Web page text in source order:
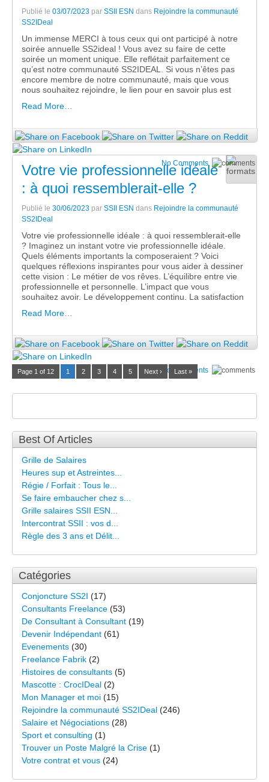
Publié le 03/07/2023 par SSII ESN dans Rejoindre la communauté
SS2IDeal
Un immense MERCI à tous ceux qui ont participé à notre
soirée annuelle SS2ideal ! Vous avez su faire de cette
soirée un moment unique. Elle reflétait parfaitement ce
qu’est notre communauté SS2IDEAL. Si vous n’êtes pas
encore membre de notre communauté, mais que vous
nous souhaitez rejoindre, le lien pour en savoir plus est
Read More…
No Comments
Votre vie professionnelle idéale
: à quoi ressemblerait-elle ?
Publié le 30/06/2023 par SSII ESN dans Rejoindre la communauté
SS2IDeal
Votre vie professionnelle idéale : à quoi ressemblerait-elle
? Imaginez un instant votre vie professionnelle idéale.
Quels éléments importants la composeraient ? Voici
quelques réflexions inspirantes pour vous aider à dessiner
cette vision : Le métier de vos rêves. L’équilibre entre vie
professionnelle et personnelle. L’impact que vous
souhaitez avoir. Le développement continu. La satisfaction
Read More…
No Comments
Page 1 of 12 1 2 3 4 5 Next › Last »
Best Of Articles
Grille de Salaires
Heures sup et Astreintes...
Régie / Forfait : Tous le...
Se faire embaucher chez s...
Grille salaires SSII ESN...
Intercontrat SSII : vos d...
Règle des 3 ans et Délit...
Catégories
Conjoncture SS2I (17)
Consultants Freelance (53)
De Consultant à Consultant (19)
Devenir Indépendant (61)
Evenements (30)
Freelance Fabrik (2)
Histoires de consultants (5)
Mascotte : CrocIDeal (2)
Mon Manager et moi (15)
Rejoindre la communauté SS2IDeal (246)
Salaire et Négociations (28)
Sport et consulting (1)
Trouver un Poste Malgré la Crise (1)
Votre contrat et vous (24)